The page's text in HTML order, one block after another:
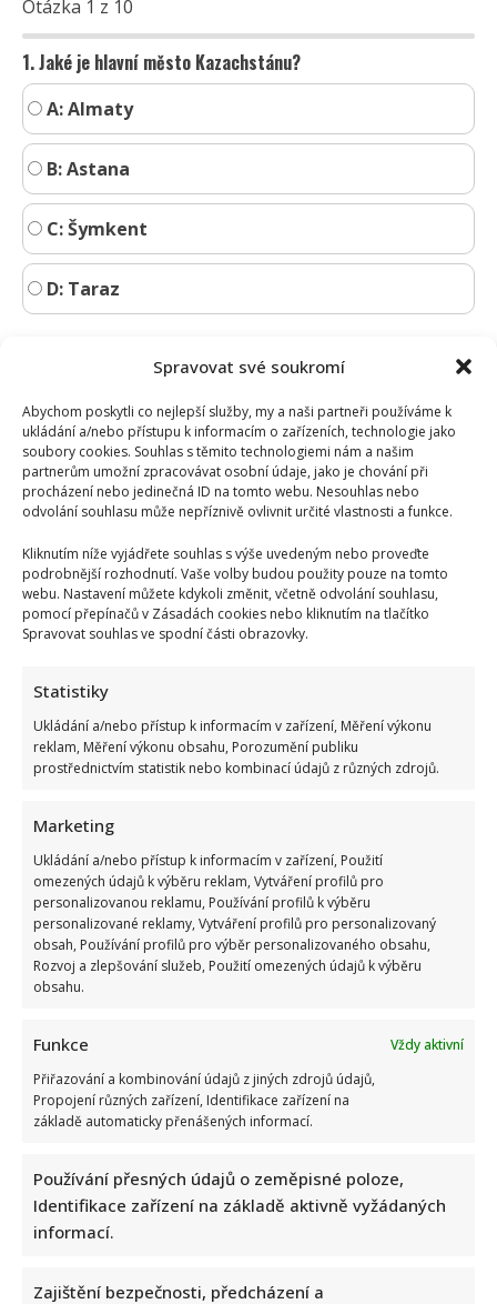
Spravovat své soukromí
Abychom poskytli co nejlepší služby, my a naši partneři používáme k
ukládání a/nebo přístupu k informacím o zařízeních, technologie jako
soubory cookies. Souhlas s těmito technologiemi nám a našim
partnerům umožní zpracovávat osobní údaje, jako je chování při
procházení nebo jedinečná ID na tomto webu. Nesouhlas nebo
odvolání souhlasu může nepříznivě ovlivnit určité vlastnosti a funkce.
Kliknutím níže vyjádřete souhlas s výše uvedeným nebo proveďte
podrobnější rozhodnutí. Vaše volby budou použity pouze na tomto
webu. Nastavení můžete kdykoli změnit, včetně odvolání souhlasu,
pomocí přepínačů v Zásadách cookies nebo kliknutím na tlačítko
Spravovat souhlas ve spodní části obrazovky.
Statistiky
Ukládání a/nebo přístup k informacím v zařízení, Měření výkonu
reklam, Měření výkonu obsahu, Porozumění publiku
prostřednictvím statistik nebo kombinací údajů z různých zdrojů.
Marketing
Ukládání a/nebo přístup k informacím v zařízení, Použití
omezených údajů k výběru reklam, Vytváření profilů pro
personalizovanou reklamu, Používání profilů k výběru
personalizované reklamy, Vytváření profilů pro personalizovaný
obsah, Používání profilů pro výběr personalizovaného obsahu,
Rozvoj a zlepšování služeb, Použití omezených údajů k výběru
obsahu.
Funkce
Vždy aktivní
Přiřazování a kombinování údajů z jiných zdrojů údajů,
Propojení různých zařízení, Identifikace zařízení na
základě automaticky přenášených informací.
Používání přesných údajů o zeměpisné poloze,
Identifikace zařízení na základě aktivně vyžádaných
informací.
Zajištění bezpečnosti, předcházení a
Otázka 1 z 10
1. Jaké je hlavní město Kazachstánu?
A: Almaty
B: Astana
C: Šymkent
D: Taraz
Test znalostí pro Husákovy děti: 10 otázek o životě za
normalizace ukáže, kdo má dobrou paměť
Autor: Richard Touš
Retro kvíz o dovolené v době socialismu: Kdo získá 10 z 10
Autor: Richard Touš
8. 8. 2026